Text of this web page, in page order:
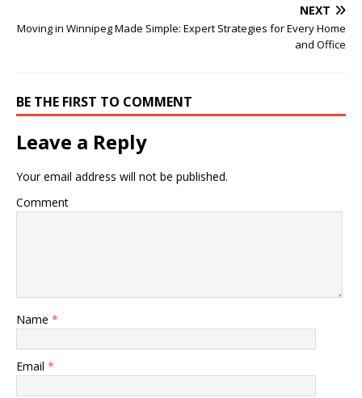
NEXT
Moving in Winnipeg Made Simple: Expert Strategies for Every Home
and Office
BE THE FIRST TO COMMENT
Leave a Reply
Your email address will not be published.
Comment
Name *
Email *